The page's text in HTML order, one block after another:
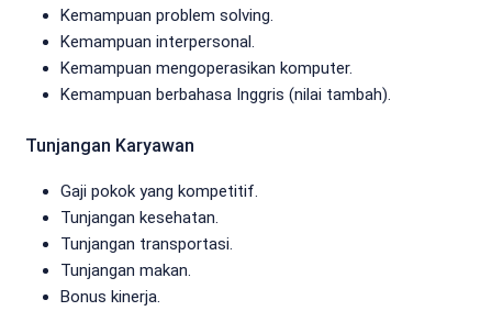
Kemampuan problem solving.
Kemampuan interpersonal.
Kemampuan mengoperasikan komputer.
Kemampuan berbahasa Inggris (nilai tambah).
Tunjangan Karyawan
Gaji pokok yang kompetitif.
Tunjangan kesehatan.
Tunjangan transportasi.
Tunjangan makan.
Bonus kinerja.